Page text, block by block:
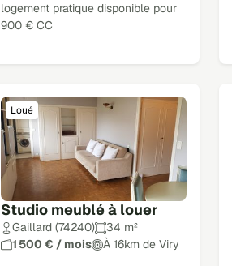
logement pratique disponible pour
900 € CC
Studio meublé à louer
Loué
Gaillard (74240)
34 m²
1 500 € / mois
À 16km de Viry